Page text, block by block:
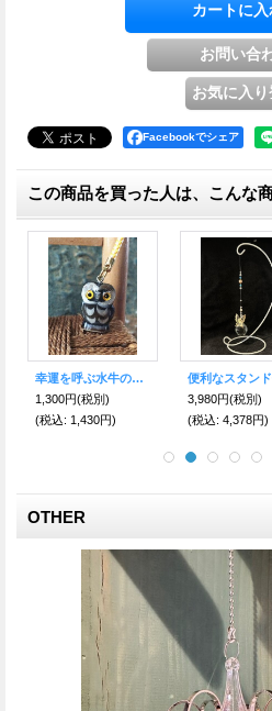
Facebookでシェア
この商品を買った人は、こんな
便利なスタンド付き！幸運を呼ぶ♪光のおまじない 置き型サン・キャッチャー🦋BUTTERFLY 小-Silver
3,300円(税別)
(税込: 3,630円)
1,700円(税別)
(税込: 1,870円)
OTHER